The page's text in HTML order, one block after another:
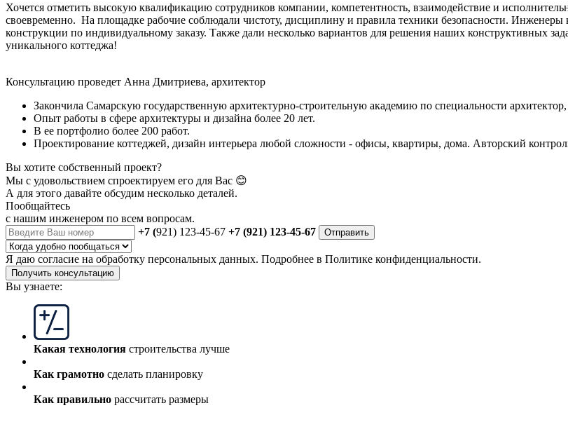
Хочется отметить высокую квалификацию сотрудников компании, компетентность, взаимодействие и
своевременно. На площадке рабочие соблюдали чистоту, дисциплину и правила техники безопасности.
конструкции по индивидуальному заказу. Также дали несколько вариантов для решения наших конструктивных
уникального коттеджа!
Консультацию проведет Анна Дмитриева, архитектор
Закончила Самарскую государственную архитектурно-строительную академию по специальности
Опыт работы в сфере архитектуры и дизайна более 20 лет.
В ее портфолио более 200 работ.
Проектирование коттеджей, дизайн интерьера любой сложности - офисы, квартиры, дома. Авторский
Вы хотите собственный проект?
Мы с удовольствием спроектируем его для Вас 😊
А для этого давайте обсудим несколько деталей.
Пообщайтесь
с нашим инженером по всем вопросам.
+7 (921) 123-45-67 +7 (921) 123-45-67 Отправить
Я даю согласие на обработку персональных данных. Подробнее в Политике конфиденциальности.
Получить консультацию
Вы узнаете:
Какая технология строительства лучше
Как грамотно сделать планировку
Как правильно рассчитать размеры